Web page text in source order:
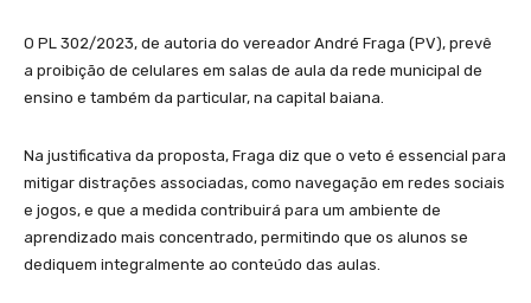
O PL 302/2023, de autoria do vereador André Fraga (PV), prevê
a proibição de celulares em salas de aula da rede municipal de
ensino e também da particular, na capital baiana.
Na justificativa da proposta, Fraga diz que o veto é essencial para
mitigar distrações associadas, como navegação em redes sociais
e jogos, e que a medida contribuirá para um ambiente de
aprendizado mais concentrado, permitindo que os alunos se
dediquem integralmente ao conteúdo das aulas.